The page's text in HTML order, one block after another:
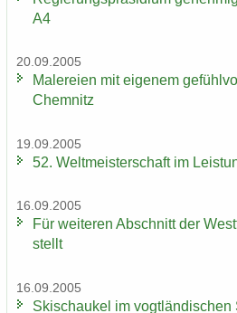
A4
20.09.2005
Ma­le­rei­en mit ei­ge­nem
Chem­nitz
19.09.2005
52. Welt­meis­ter­schaft im
16.09.2005
Für wei­te­ren Ab­schnitt der
stellt
16.09.2005
Ski­schau­kel im